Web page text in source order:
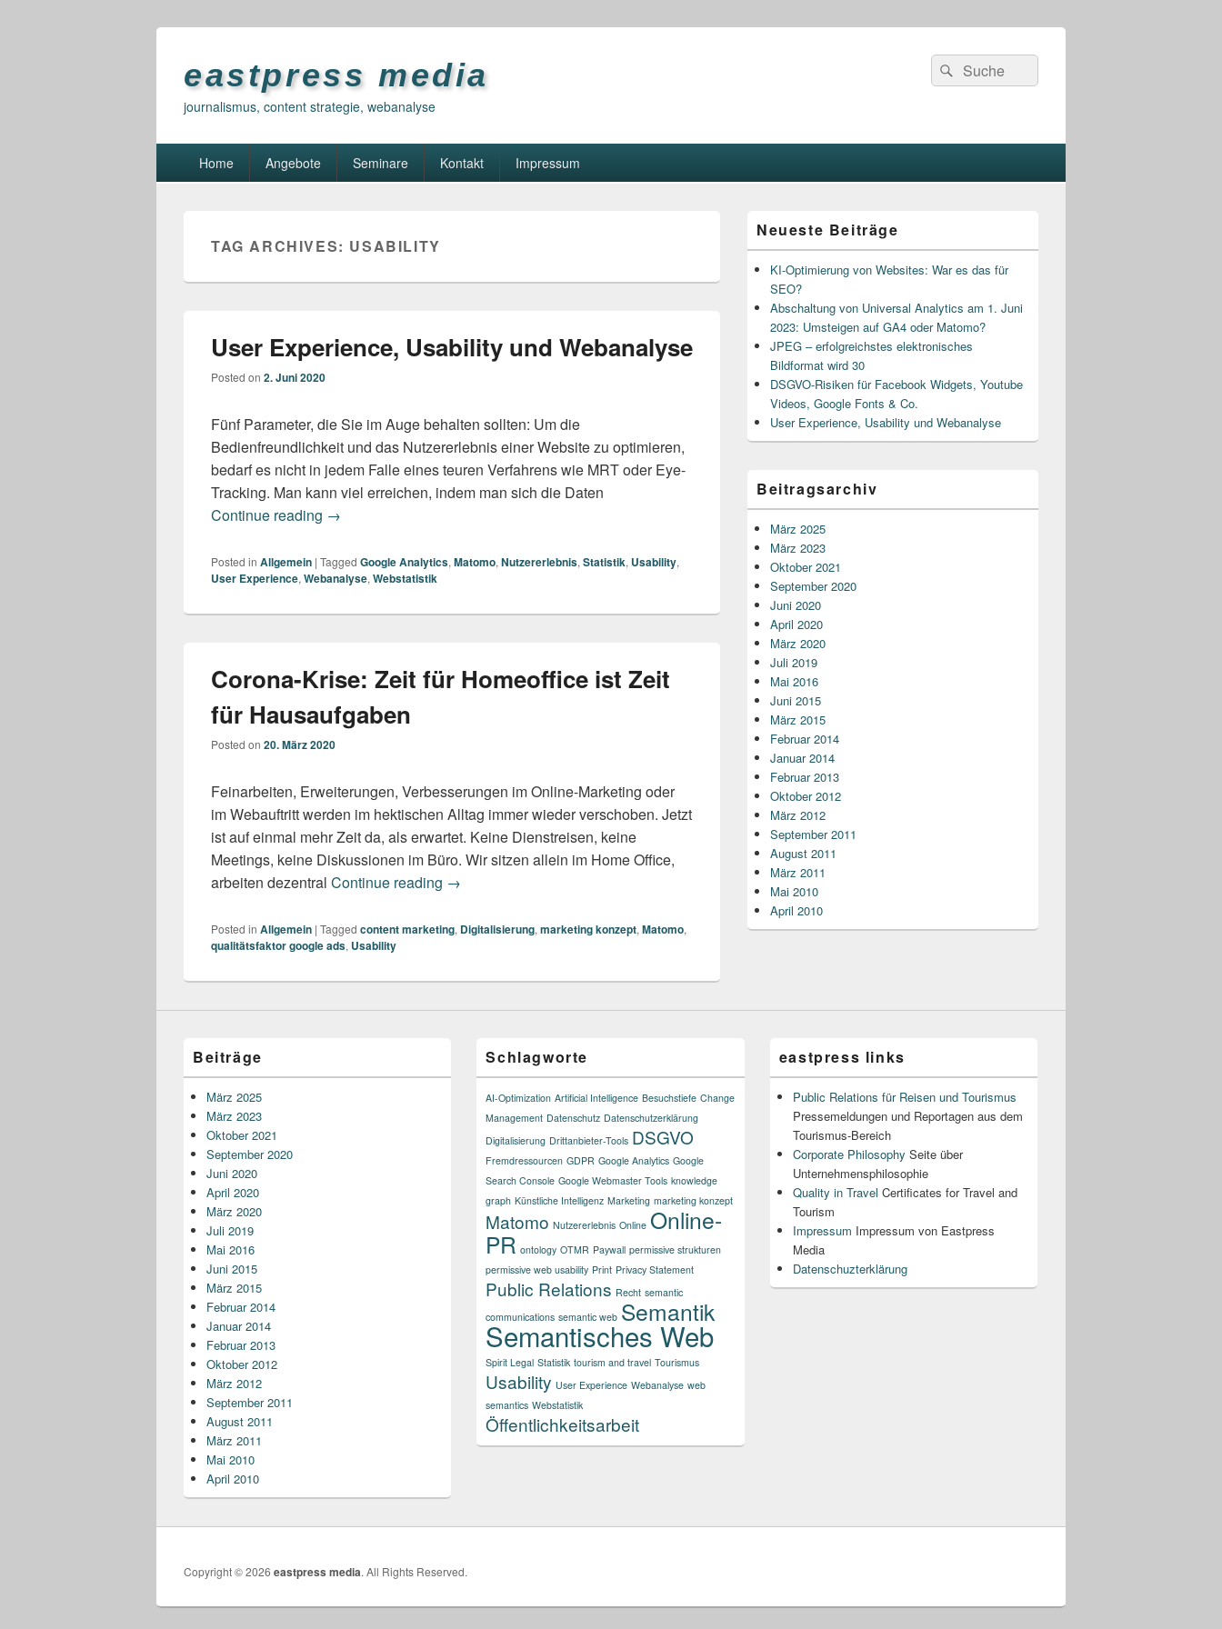
eastpress media
journalismus, content strategie, webanalyse
Search
for:
Search
Home Angebote Seminare Kontakt Impressum
TAG ARCHIVES: USABILITY
User Experience, Usability und Webanalyse
Posted on 2. Juni 2020
Fünf Parameter, die Sie im Auge behalten sollten: Um die
Bedienfreundlichkeit und das Nutzererlebnis einer Website zu optimieren,
bedarf es nicht in jedem Falle eines teuren Verfahrens wie MRT oder Eye-
Tracking. Man kann viel erreichen, indem man sich die Daten
Continue reading User Experience, Usability und Webanalyse
→
Posted in Allgemein | Tagged Google Analytics, Matomo, Nutzererlebnis, Statistik, Usability,
User Experience, Webanalyse, Webstatistik
Corona-Krise: Zeit für Homeoffice ist Zeit
für Hausaufgaben
Posted on 20. März 2020
Feinarbeiten, Erweiterungen, Verbesserungen im Online-Marketing oder
im Webauftritt werden im hektischen Alltag immer wieder verschoben. Jetzt
ist auf einmal mehr Zeit da, als erwartet. Keine Dienstreisen, keine
Meetings, keine Diskussionen im Büro. Wir sitzen allein im Home Office,
arbeiten dezentral Continue reading Corona-Krise: Zeit für Homeoffice ist Zeit für Hausaufgaben
→
Posted in Allgemein | Tagged content marketing, Digitalisierung, marketing konzept, Matomo,
qualitätsfaktor google ads, Usability
Sidebar
Widget
Area
Neueste Beiträge
KI-Optimierung von Websites: War es das für
SEO?
Abschaltung von Universal Analytics am 1. Juni
2023: Umsteigen auf GA4 oder Matomo?
JPEG – erfolgreichstes elektronisches
Bildformat wird 30
DSGVO-Risiken für Facebook Widgets, Youtube
Videos, Google Fonts & Co.
User Experience, Usability und Webanalyse
Beitragsarchiv
März 2025
März 2023
Oktober 2021
September 2020
Juni 2020
April 2020
März 2020
Juli 2019
Mai 2016
Juni 2015
März 2015
Februar 2014
Januar 2014
Februar 2013
Oktober 2012
März 2012
September 2011
August 2011
März 2011
Mai 2010
April 2010
Beiträge
März 2025
März 2023
Oktober 2021
September 2020
Juni 2020
April 2020
März 2020
Juli 2019
Mai 2016
Juni 2015
März 2015
Februar 2014
Januar 2014
Februar 2013
Oktober 2012
März 2012
September 2011
August 2011
März 2011
Mai 2010
April 2010
Schlagworte
AI-Optimization Artificial Intelligence Besuchstiefe Change
Management Datenschutz Datenschutzerklärung
Digitalisierung Drittanbieter-Tools DSGVO
Fremdressourcen GDPR Google Analytics Google
Search Console Google Webmaster Tools knowledge
graph Künstliche Intelligenz Marketing marketing konzept
Matomo Nutzererlebnis Online Online-
PR ontology OTMR Paywall permissive strukturen
permissive web usability Print Privacy Statement
Public Relations Recht semantic
communications semantic web Semantik
Semantisches Web
Spirit Legal Statistik tourism and travel Tourismus
Usability User Experience Webanalyse web
semantics Webstatistik
Öffentlichkeitsarbeit
eastpress links
Public Relations für Reisen und Tourismus
Pressemeldungen und Reportagen aus dem
Tourismus-Bereich
Corporate Philosophy Seite über
Unternehmensphilosophie
Quality in Travel Certificates for Travel and
Tourism
Impressum Impressum von Eastpress
Media
Datenschuzterklärung
Copyright © 2026 eastpress media. All Rights Reserved.